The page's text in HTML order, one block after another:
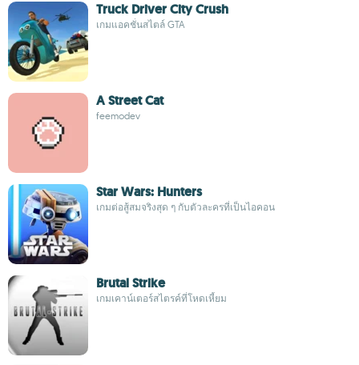
Truck Driver City Crush
เกมแอคชั่นสไตล์ GTA
A Street Cat
feemodev
Star Wars: Hunters
เกมต่อสู้สมจริงสุด ๆ กับตัวละครที่เป็นไอคอน
Brutal Strike
เกมเคาน์เตอร์สไตรค์ที่โหดเหี้ยม